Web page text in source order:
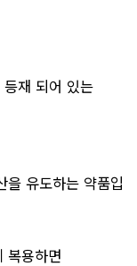
재 되어 있는
을 유도하는 약품입
복용하면